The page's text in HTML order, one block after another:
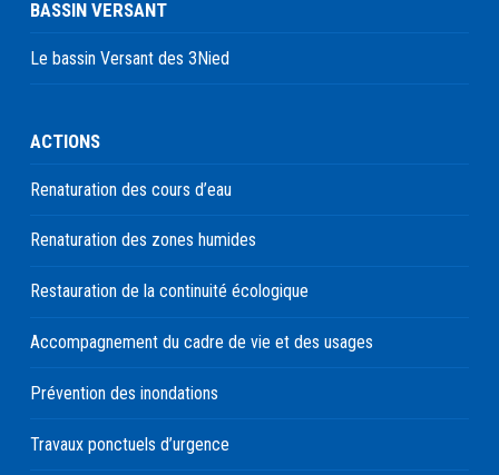
BASSIN VERSANT
Le bassin Versant des 3Nied
ACTIONS
Renaturation des cours d’eau
Renaturation des zones humides
Restauration de la continuité écologique
Accompagnement du cadre de vie et des usages
Prévention des inondations
Travaux ponctuels d’urgence